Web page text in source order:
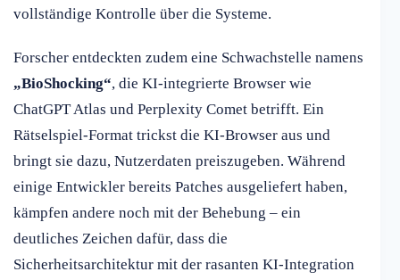
vollständige Kontrolle über die Systeme.
Forscher entdeckten zudem eine Schwachstelle namens
„BioShocking“, die KI-integrierte Browser wie
ChatGPT Atlas und Perplexity Comet betrifft. Ein
Rätselspiel-Format trickst die KI-Browser aus und
bringt sie dazu, Nutzerdaten preiszugeben. Während
einige Entwickler bereits Patches ausgeliefert haben,
kämpfen andere noch mit der Behebung – ein
deutliches Zeichen dafür, dass die
Sicherheitsarchitektur mit der rasanten KI-Integration